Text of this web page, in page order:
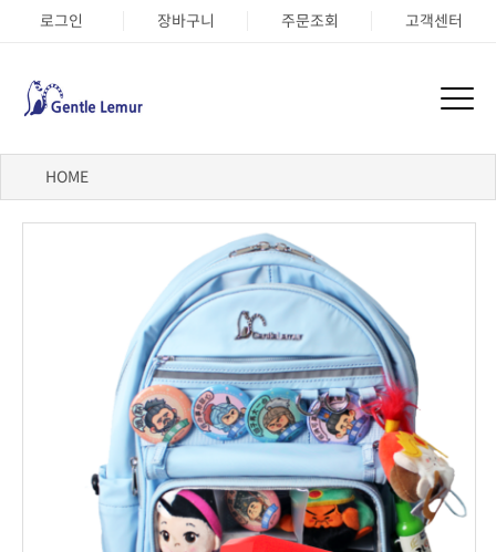
로그인 장바구니 주문조회 고객센터
HOME